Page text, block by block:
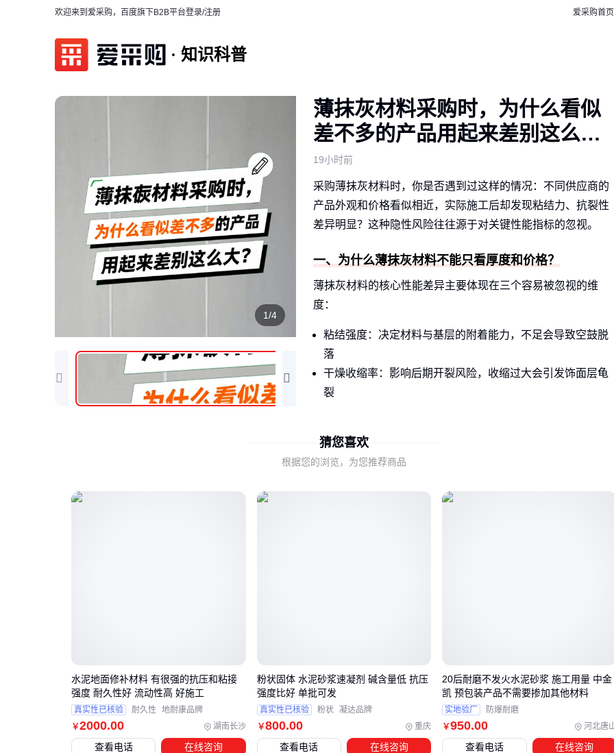
欢迎来到爱采购，百度旗下B2B平台登录/注册 爱采购首页
知识科普
1/4
薄抹灰材料采购时，为什么看似
差不多的产品用起来差别这么
大？
19小时前
采购薄抹灰材料时，你是否遇到过这样的情况：不同供应商的
产品外观和价格看似相近，实际施工后却发现粘结力、抗裂性
差异明显？这种隐性风险往往源于对关键性能指标的忽视。
一、为什么薄抹灰材料不能只看厚度和价格？
薄抹灰材料的核心性能差异主要体现在三个容易被忽视的维
度：
粘结强度：决定材料与基层的附着能力，不足会导致空鼓脱
落
干燥收缩率：影响后期开裂风险，收缩过大会引发饰面层龟
裂
这些参数在出厂检测报告中通常有明确标注，但采购时若仅对
比厚度和单价，相当于用二维标准衡量三维性能。
二、如何验证供应商的真实履约能力？
这种立体验证能有效识别那些仅实验室数据达标，但批量生产
一致性不足的供应商。
三、轻质抹灰石膏与抗裂薄抹灰如何根据墙体特性选
择？
猜您喜欢
根据您的浏览，为您推荐商品
￥2000.00 湖南长沙
水泥地面修补材料 有很强的抗压和粘接
强度 耐久性好 流动性高 好施工
真实性已核验 耐久性 地耐康品牌
查看电话 在线咨询
￥800.00 重庆
粉状固体 水泥砂浆速凝剂 碱含量低 抗压
强度比好 单批可发
真实性已核验 粉状 凝达品牌
查看电话 在线咨询
￥950.00 河北唐
20后耐磨不发火水泥砂浆 施工用量 中金
凯 预包装产品不需要掺加其他材料
实地验厂 防爆耐磨
查看电话 在线咨询